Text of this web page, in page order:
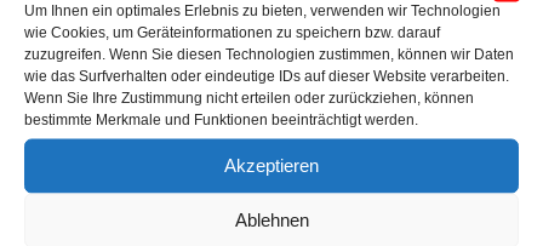
Um Ihnen ein optimales Erlebnis zu bieten, verwenden wir Technologien
wie Cookies, um Geräteinformationen zu speichern bzw. darauf
zuzugreifen. Wenn Sie diesen Technologien zustimmen, können wir Daten
wie das Surfverhalten oder eindeutige IDs auf dieser Website verarbeiten.
Wenn Sie Ihre Zustimmung nicht erteilen oder zurückziehen, können
bestimmte Merkmale und Funktionen beeinträchtigt werden.
Akzeptieren
Ablehnen
to
calendar
days
Filter
Von: